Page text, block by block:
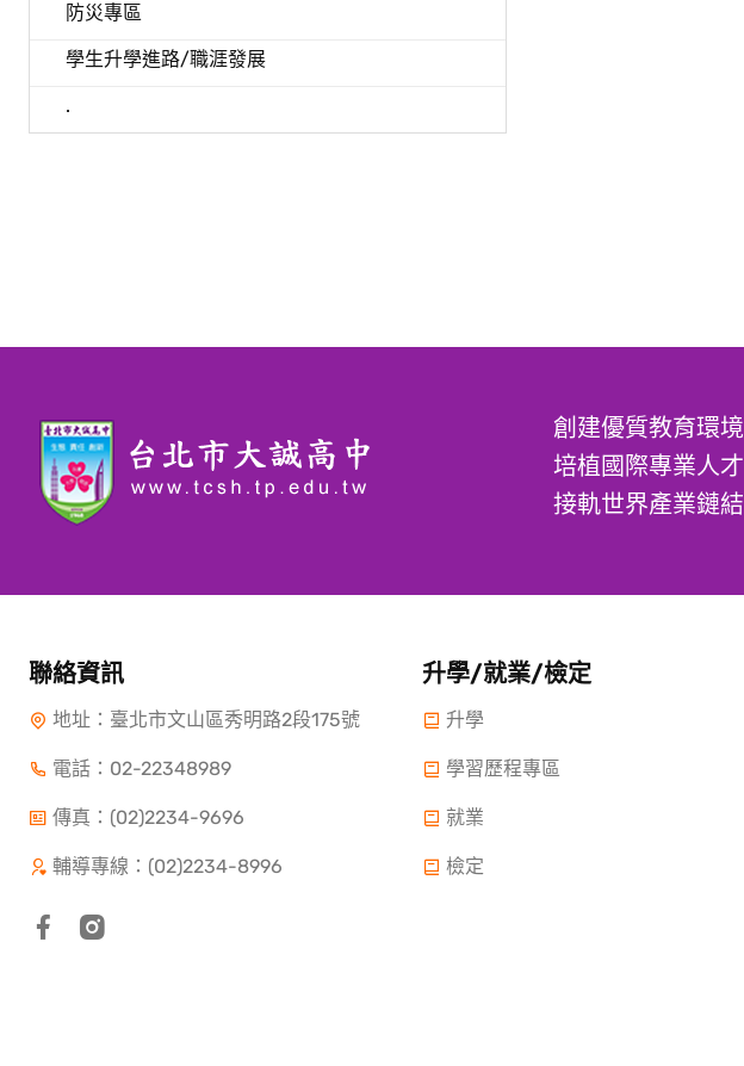
防災專區
學生升學進路/職涯發展
.
創建優質教育環境
培植國際專業人才
接軌世界產業鏈結
聯絡資訊
地址：臺北市文山區秀明路2段175號
電話： 02-22348989
傳真：(02)2234-9696
輔導專線：(02)2234-8996
升學/就業/檢定
升學
學習歷程專區
就業
檢定